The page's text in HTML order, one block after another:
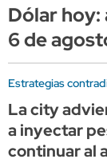
Dólar hoy:
6 de
Estrategias
La city
a inyectar
continuar al